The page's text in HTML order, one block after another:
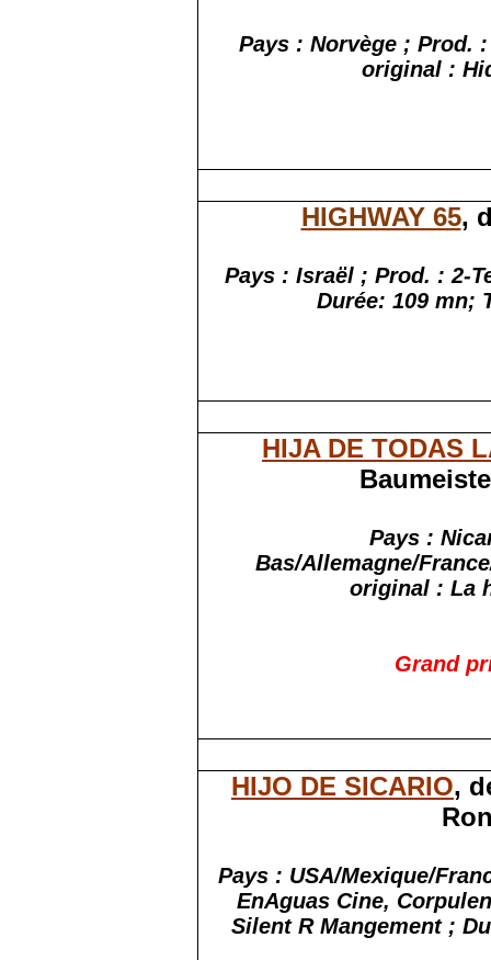
Pays : Norvège ; Prod.
original :
HIGHWAY 65,
Pays : Israël ; Prod. : 2-
Durée: 109 mn;
HIJA DE TODAS
Pays :
Bas/Allemagne/
original : La
Grand
HIJO DE SICARIO,
Pays: USA/Mexique/
EnAguasCine,
SilentR Mangement;